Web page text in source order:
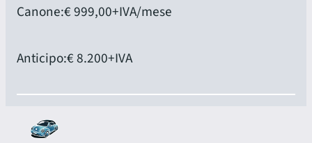
Canone:€ 999,00+IVA/mese
Anticipo:€ 8.200+IVA